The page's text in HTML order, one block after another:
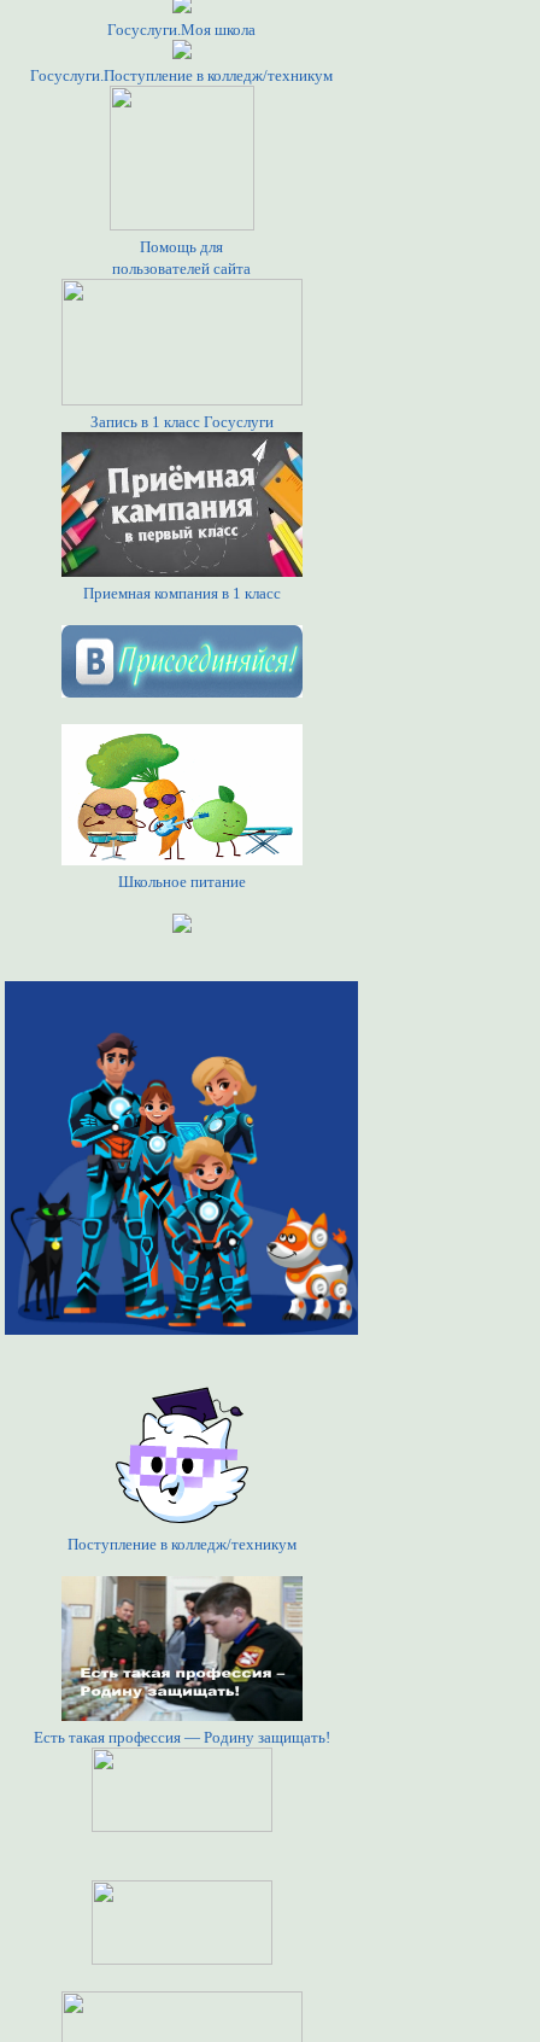
Госуслуги.Моя школа
Госуслуги.Поступление в колледж/техникум
Помощь для
пользователей сайта
Запись в 1 класс Госуслуги
Приемная компания в 1 класс
Школьное питание
Поступление в колледж/техникум
Есть такая профессия — Родину защищать!